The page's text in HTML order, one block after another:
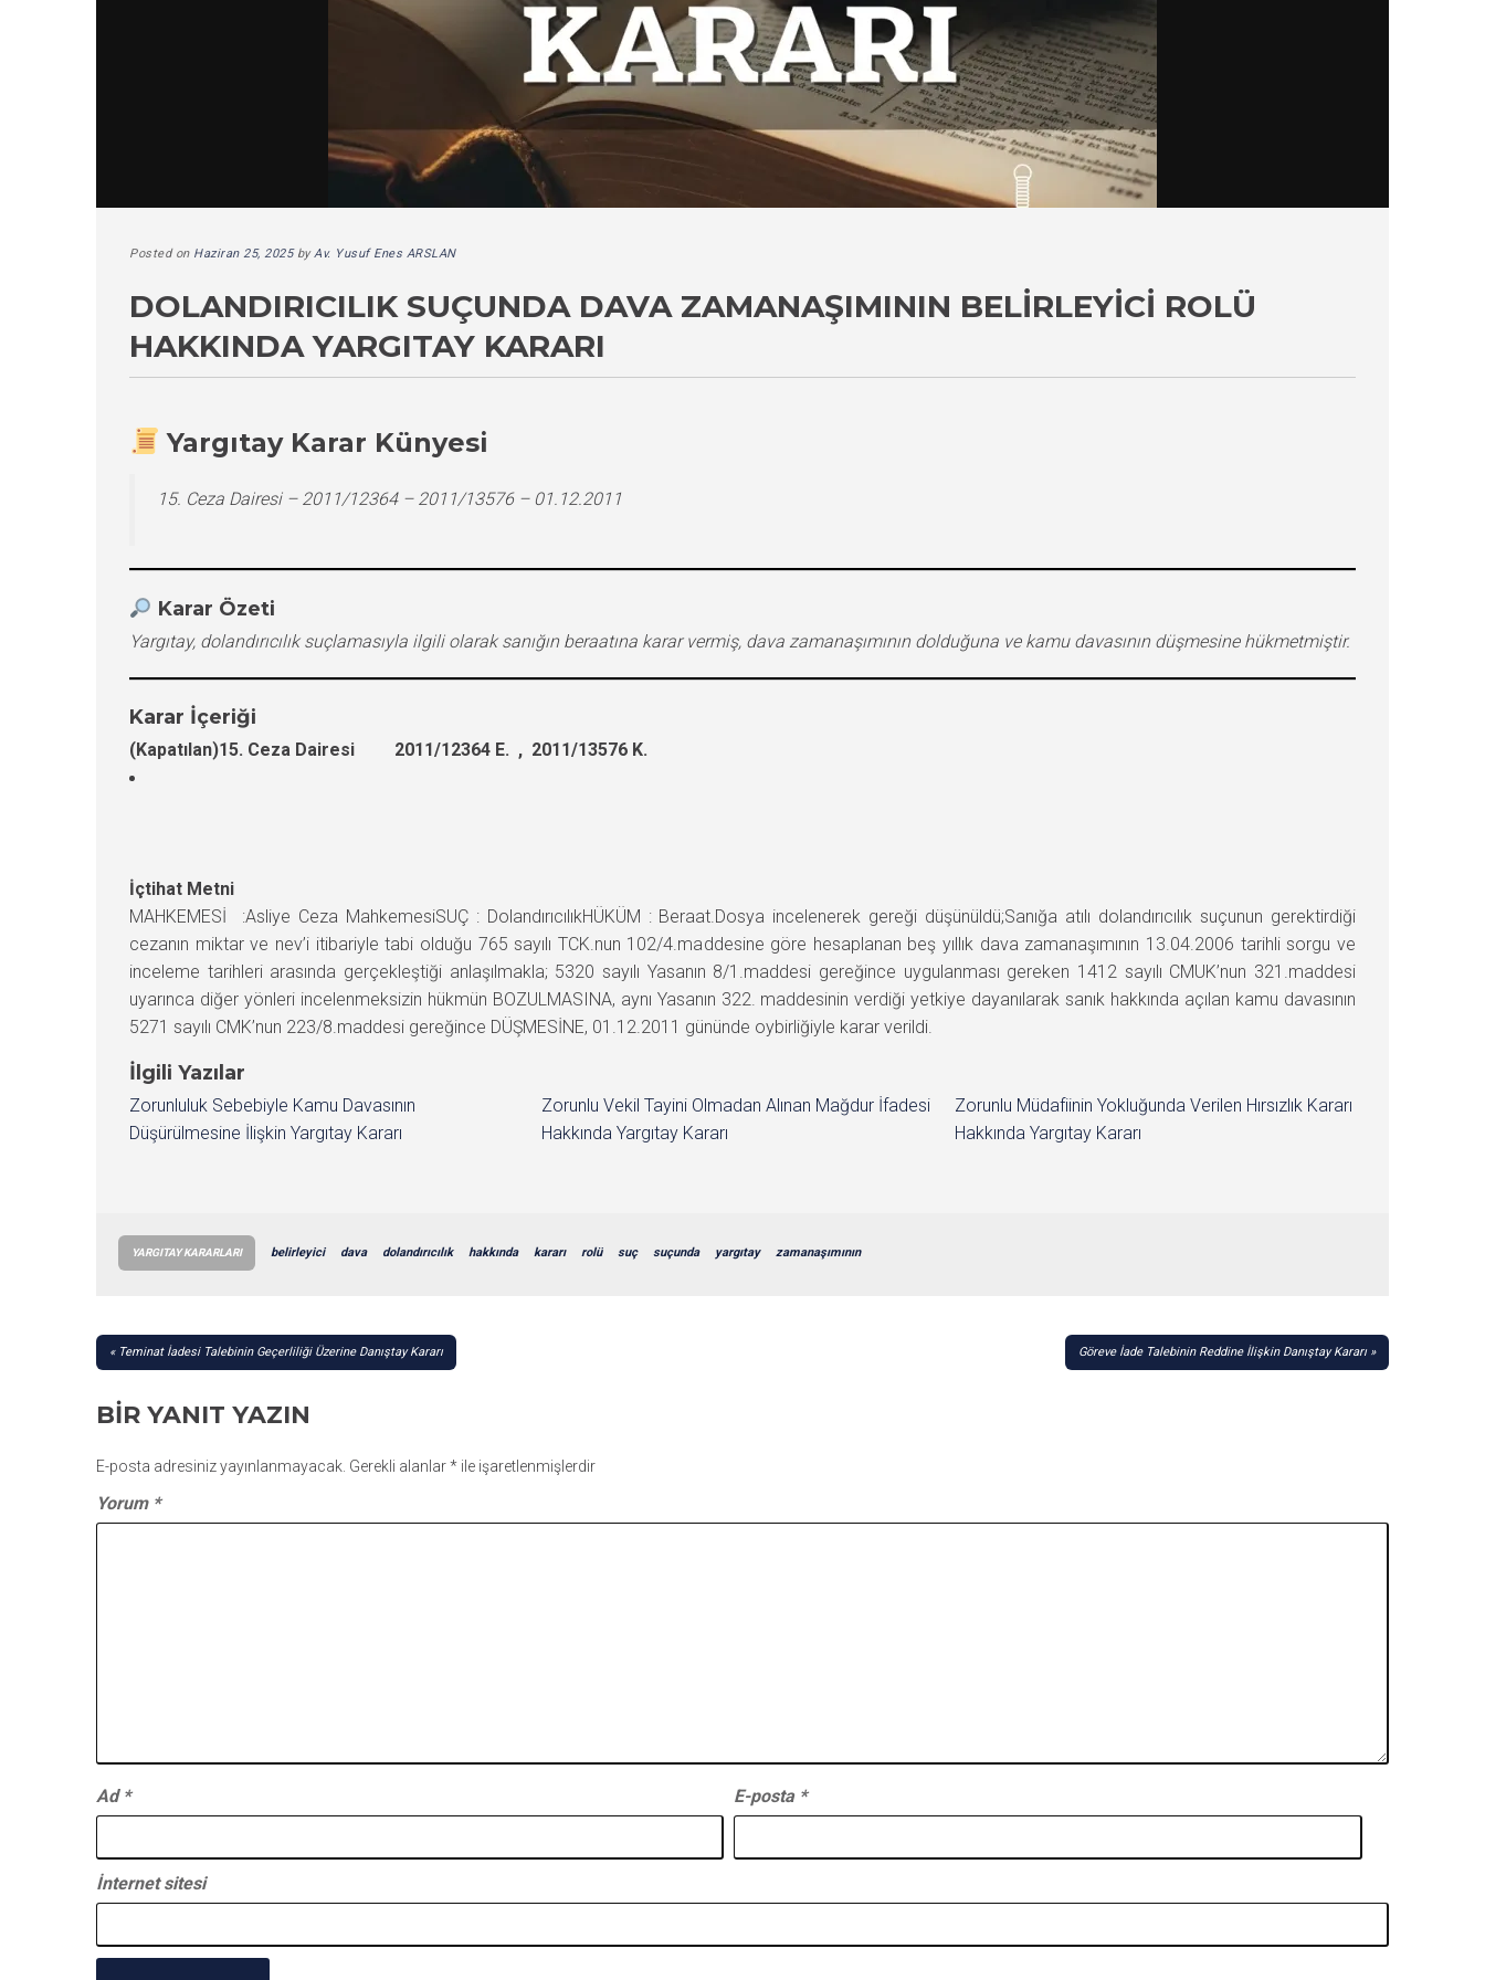
Posted on Haziran 25, 2025byAv. Yusuf Enes ARSLAN
DOLANDIRICILIK SUÇUNDA DAVA ZAMANAŞIMININ BELIRLEYICI ROLÜ
HAKKINDA YARGITAY KARARI
Yargıtay Karar Künyesi
15. Ceza Dairesi – 2011/12364 – 2011/13576 – 01.12.2011
Karar Özeti
Yargıtay, dolandırıcılık suçlamasıyla ilgili olarak sanığın beraatına karar vermiş, dava zamanaşımının dolduğuna ve kamu davasının düşmesine hükmetmiştir.
Karar İçeriği
(Kapatılan)15. Ceza Dairesi 2011/12364 E. , 2011/13576 K.
İçtihat Metni
MAHKEMESİ :Asliye Ceza MahkemesiSUÇ : DolandırıcılıkHÜKÜM : Beraat.Dosya incelenerek gereği düşünüldü;Sanığa atılı dolandırıcılık suçunun gerektirdiği
cezanın miktar ve nev’i itibariyle tabi olduğu 765 sayılı TCK.nun 102/4.maddesine göre hesaplanan beş yıllık dava zamanaşımının 13.04.2006 tarihli sorgu ve
inceleme tarihleri arasında gerçekleştiği anlaşılmakla; 5320 sayılı Yasanın 8/1.maddesi gereğince uygulanması gereken 1412 sayılı CMUK’nun 321.maddesi
uyarınca diğer yönleri incelenmeksizin hükmün BOZULMASINA, aynı Yasanın 322. maddesinin verdiği yetkiye dayanılarak sanık hakkında açılan kamu davasının
5271 sayılı CMK’nun 223/8.maddesi gereğince DÜŞMESİNE, 01.12.2011 gününde oybirliğiyle karar verildi.
İlgili Yazılar
Zorunluluk Sebebiyle Kamu Davasının
Düşürülmesine İlişkin Yargıtay Kararı
Zorunlu Vekil Tayini Olmadan Alınan Mağdur İfadesi
Hakkında Yargıtay Kararı
Zorunlu Müdafiinin Yokluğunda Verilen Hırsızlık Kararı
Hakkında Yargıtay Kararı
YARGITAY KARARLARI belirleyici dava dolandırıcılık hakkında kararı rolü suç suçunda yargıtay zamanaşımının
YAZI
Teminat İadesi Talebinin Geçerliliği Üzerine Danıştay Kararı Göreve İade Talebinin Reddine İlişkin Danıştay Kararı
BIR YANIT YAZIN
E-posta adresiniz yayınlanmayacak. Gerekli alanlar* ile işaretlenmişlerdir
Yorum *
Ad * E-posta *
İnternet sitesi